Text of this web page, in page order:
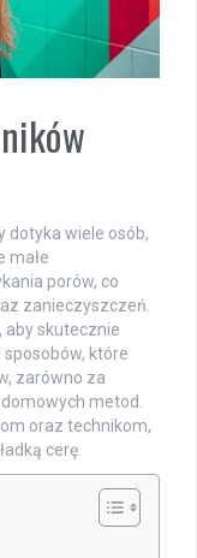
dotyka wiele osób,
małe
porów, co
zanieczyszczeń.
aby skutecznie
które
zarówno za
metod.
oraz technikom,
cerę.